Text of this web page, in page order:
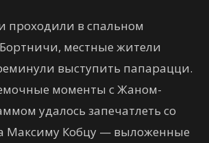
проходили в спальном
местные жители
выступить папарацци.
моменты с Жаном-
удалось запечатлеть со
Максиму Кобцу — выложенные